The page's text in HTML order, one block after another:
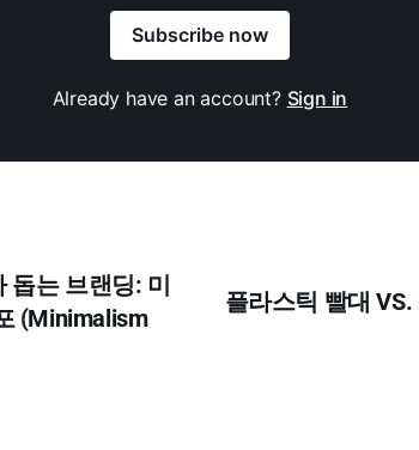
Subscribe now
Already have an account? Sign in
돕는 브랜딩: 미
(Minimalism
플라스틱 빨대